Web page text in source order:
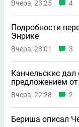
Вчера, 23:25 4
Подробности
Энрике
Вчера, 23:01 3
Канчельскис дал
предложением от
Вчера, 22:28 2
Бериша описал